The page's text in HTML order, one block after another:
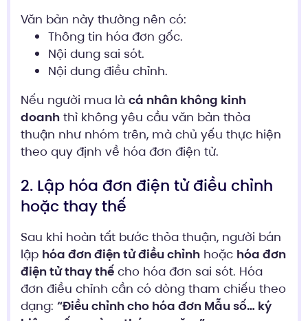
Văn bản này thường nên có:
Thông tin hóa đơn gốc.
Nội dung sai sót.
Nội dung điều chỉnh.
Nếu người mua là cá nhân không kinh
doanh thì không yêu cầu văn bản thỏa
thuận như nhóm trên, mà chủ yếu thực hiện
theo quy định về hóa đơn điện tử.
2. Lập hóa đơn điện tử điều chỉnh
hoặc thay thế
Sau khi hoàn tất bước thỏa thuận, người bán
lập hóa đơn điện tử điều chỉnh hoặc hóa đơn
điện tử thay thế cho hóa đơn sai sót. Hóa
đơn điều chỉnh cần có dòng tham chiếu theo
dạng: “Điều chỉnh cho hóa đơn Mẫu số… ký